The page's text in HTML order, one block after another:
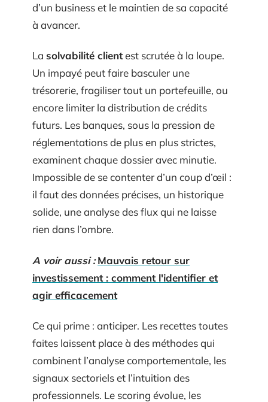
d’un business et le maintien de sa capacité
à avancer.
La solvabilité clientest scrutée à la loupe.
Un impayé peut faire basculer une
trésorerie, fragiliser tout un portefeuille, ou
encore limiter la distribution de crédits
futurs. Les banques, sous la pression de
réglementations de plus en plus strictes,
examinent chaque dossier avec minutie.
Impossible de se contenter d’un coup d’œil :
il faut des données précises, un historique
solide, une analyse des flux qui ne laisse
rien dans l’ombre.
A voir aussi : Mauvais retour sur
investissement : comment l'identifier et
agir efficacement
Ce qui prime : anticiper. Les recettes toutes
faites laissent place à des méthodes qui
combinent l’analyse comportementale, les
signaux sectoriels et l’intuition des
professionnels. Le scoring évolue, les